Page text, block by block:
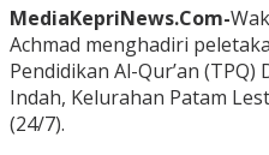
MediaKepriNews.Com-
Achmad menghadiri
Pendidikan Al-Qur’an
Indah, Kelurahan Patam
(24/7).